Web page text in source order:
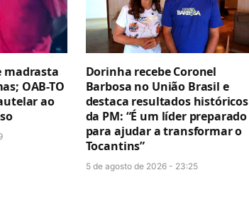
madrasta
OAB-TO
ao
Dorinha recebe Coronel
Barbosa no União Brasil e
destaca resultados históricos
da PM: “É um líder preparado
para ajudar a transformar o
Tocantins”
5 de agosto de 2026 - 23:25